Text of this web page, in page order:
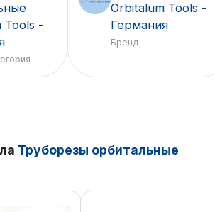
Tools -
Orbitalum Tools -
Германия
Бренд
Труборезы орбитальные